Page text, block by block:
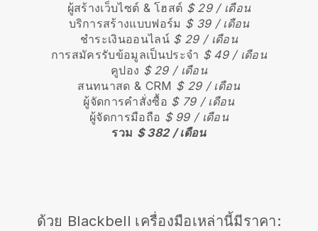
ผู้สร้างเว็บไซต์ & โฮสต์ $ 29 / เดือน
บริการสร้างแบบฟอร์ม $ 39 / เดือน
ชำระเงินออนไลน์ $ 29 / เดือน
การสมัครรับข้อมูลเป็นประจำ $ 49 / เดือน
คูปอง $ 29 / เดือน
สนทนาสด & CRM $ 29 / เดือน
ผู้จัดการคำสั่งซื้อ $ 79 / เดือน
ผู้จัดการมือถือ $ 99 / เดือน
รวม $ 382 / เดือน
ด้วย Blackbell เครื่องมือเหล่านี้มีราคา: